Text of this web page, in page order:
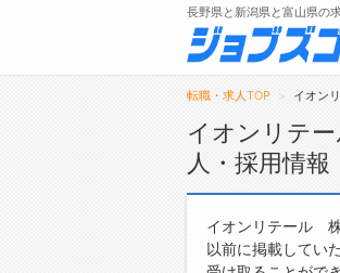
トップ
詳細情報で求人を
長野県と新潟県と富山県の
転職・求人TOP イオン
イオンリテ
人・採用情報
イオンリテール
以前に掲載してい